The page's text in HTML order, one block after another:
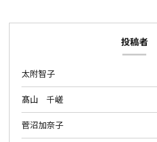
投稿者
太附智子
髙山 千嵯
菅沼加奈子